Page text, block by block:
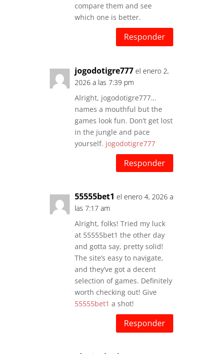
compare them and see
which one is better.
Responder
jogodotigre777 el enero 2,
2026 a las 7:39 pm
Alright, jogodotigre777…
names a mouthful but the
games look fun. Don’t get lost
in the jungle and pace
yourself. jogodotigre777
Responder
55555bet1 el enero 4, 2026 a
las 7:17 am
Alright, folks! Tried my luck
at 55555bet1 the other day
and gotta say, pretty solid!
The site’s easy to navigate,
and they’ve got a decent
selection of games. Definitely
worth checking out! Give
55555bet1 a shot!
Responder